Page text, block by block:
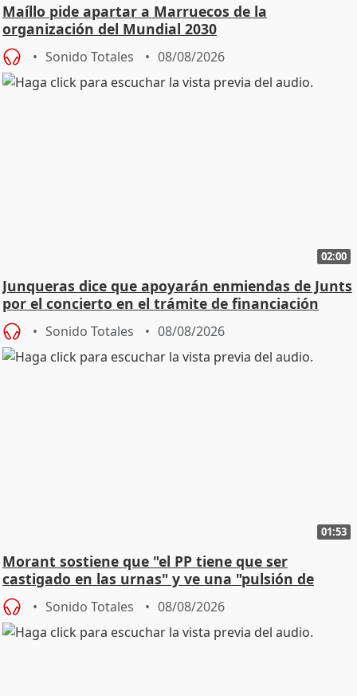
Maíllo pide apartar a Marruecos de la
organización del Mundial 2030
Sonido Totales 08/08/2026
02:00
Junqueras dice que apoyarán enmiendas de Junts
por el concierto en el trámite de financiación
Sonido Totales 08/08/2026
01:53
Morant sostiene que "el PP tiene que ser
castigado en las urnas" y ve una "pulsión de
cambio"
Sonido Totales 08/08/2026